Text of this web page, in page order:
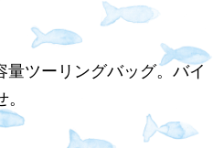
ツーリングバッグ。バイ